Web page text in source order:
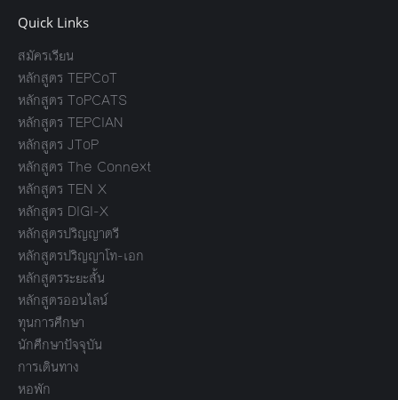
Quick Links
สมัครเรียน
หลักสูตร TEPCoT
หลักสูตร ToPCATS
หลักสูตร TEPCIAN
หลักสูตร JToP
หลักสูตร The Connext
หลักสูตร TEN X
หลักสูตร DIGI-X
หลักสูตรปริญญาตรี
หลักสูตรปริญญาโท-เอก
หลักสูตรระยะสั้น
หลักสูตรออนไลน์
ทุนการศึกษา
นักศึกษาปัจจุบัน
การเดินทาง
หอพัก